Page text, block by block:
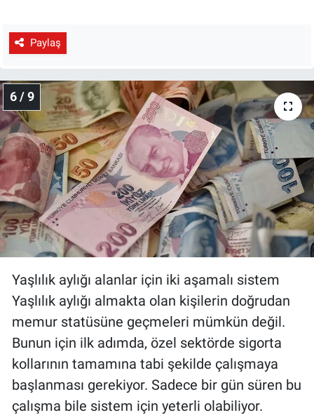
Paylaş
6 / 9
Yaşlılık aylığı alanlar için iki aşamalı sistem
Yaşlılık aylığı almakta olan kişilerin doğrudan
memur statüsüne geçmeleri mümkün değil.
Bunun için ilk adımda, özel sektörde sigorta
kollarının tamamına tabi şekilde çalışmaya
başlanması gerekiyor. Sadece bir gün süren bu
çalışma bile sistem için yeterli olabiliyor.